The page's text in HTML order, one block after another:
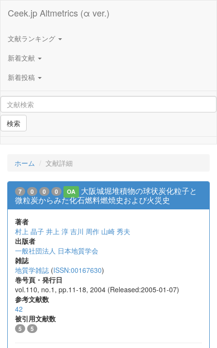
Ceek.jp Altmetrics (α ver.)
文献ランキング
新着文献
新着投稿
検索
ホーム 文献詳細
7 0 0 0 OA
大阪城堀堆積物の球状炭化粒子と
微粒炭からみた化石燃料燃焼史および火災史
著者
村上 晶子 井上 淳 吉川 周作 山崎 秀夫
出版者
一般社団法人 日本地質学会
雑誌
地質学雑誌 (ISSN:00167630)
巻号頁・発行日
vol.110, no.1, pp.11-18, 2004 (Released:2005-01-07)
参考文献数
42
被引用文献数
5 5